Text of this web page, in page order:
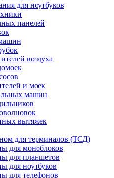
для ноутбуков
панелей
воздуха
и моек
машин
вытяжек
для терминалов (ТСД)
для моноблоков
для планшетов
для ноутбуков
для телефонов